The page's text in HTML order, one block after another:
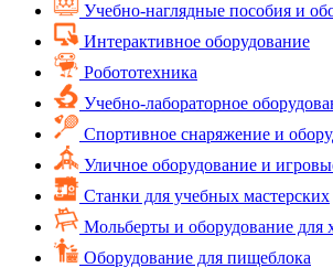
Учебно-наглядные пособия и
Интерактивное оборудование
Робототехника
Учебно-лабораторное
Спортивное снаряжение и
Уличное оборудование и
Cтанки для учебных мастерских
Мольберты и оборудование для
Оборудование для пищеблока